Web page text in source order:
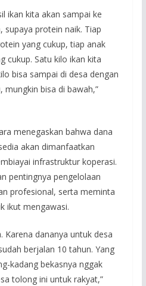
ikan kita akan sampai ke
supaya protein naik. Tiap
yang cukup, tiap anak
cukup. Satu kilo ikan kita
bisa sampai di desa dengan
mungkin bisa di bawah,”
menegaskan bahwa dana
akan dimanfaatkan
infrastruktur koperasi.
pentingnya pengelolaan
profesional, serta meminta
ikut mengawasi.
Karena dananya untuk desa
berjalan 10 tahun. Yang
kadang bekasnya nggak
tolong ini untuk rakyat,”